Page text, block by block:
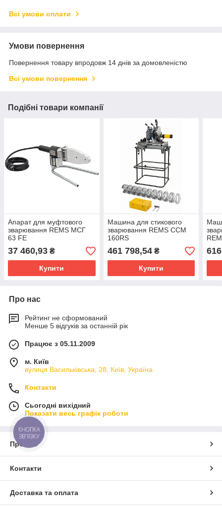
Всі умови оплати
Умови повернення
Повернення товару впродовж 14 днів за домовленістю
Всі умови повернення
Подібні товари компанії
Апарат для муфтового
зварювання REMS МСГ
63 FE
37 460,93 ₴
Купити
Машина для стикового
зварювання REMS ССМ
160RS
461 798,54₴
Купити
Про нас
Рейтинг не сформований
Менше 5 відгуків за останній рік
Працює з 05.11.2009
м. Київ
вулиця Васильківська, 28, Київ, Україна
Контакти
Сьогодні вихідний
Показати весь графік роботи
Про нас
Контакти
Доставка та оплата
КНОПКА
ЗВ'ЯЗКУ